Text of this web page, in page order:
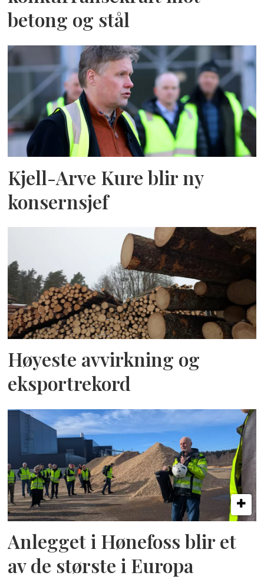
betong og stål
Kjell-Arve Kure blir ny
konsernsjef
Høyeste avvirkning og
eksportrekord
Anlegget i Hønefoss blir et
av de største i Europa